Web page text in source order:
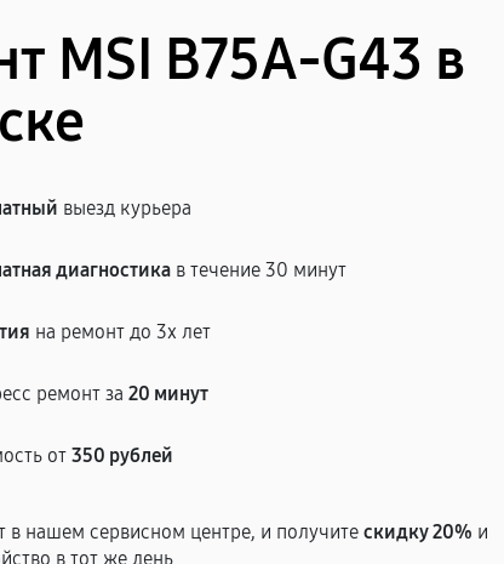
MSI B75A-G43 в
выезд курьера
диагностика в течение 30 минут
на ремонт до 3х лет
ремонт за20 минут
от350 рублей
в нашем сервисном центре, и получитескидку 20% и
в тот же день